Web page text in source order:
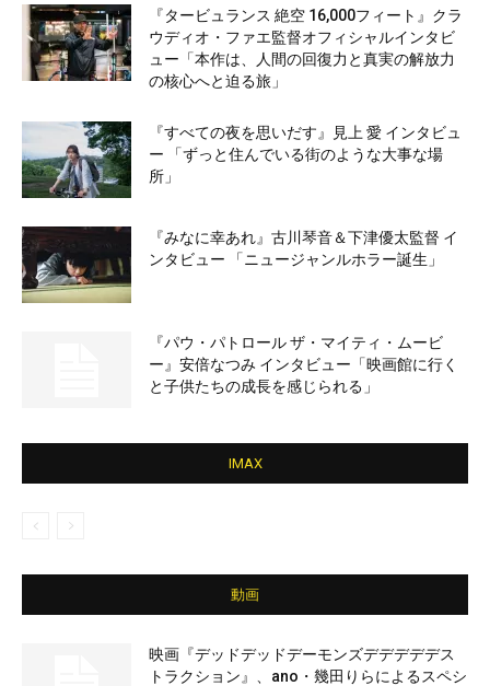
『タービュランス 絶空 16,000フィート』クラ
ウディオ・ファエ監督オフィシャルインタビ
ュー「本作は、人間の回復力と真実の解放力
の核心へと迫る旅」
『すべての夜を思いだす』見上 愛 インタビュ
ー 「ずっと住んでいる街のような大事な場
所」
『みなに幸あれ』古川琴音＆下津優太監督 イ
ンタビュー 「ニュージャンルホラー誕生」
『パウ・パトロール ザ・マイティ・ムービ
ー』安倍なつみ インタビュー「映画館に行く
と子供たちの成長を感じられる」
IMAX
動画
映画『デッドデッドデーモンズデデデデデス
トラクション』、ano・幾田りらによるスペシ